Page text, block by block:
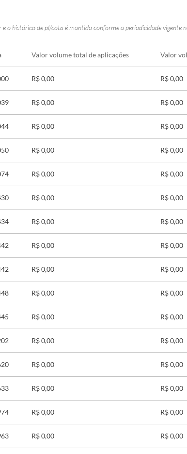
histórico de pl/cota é mantido conforme a periodicidade vigente
Valor volume total de aplicações Valor
R$ 0,00 R$ 0,00
R$ 0,00 R$ 0,00
R$ 0,00 R$ 0,00
R$ 0,00 R$ 0,00
R$ 0,00 R$ 0,00
R$ 0,00 R$ 0,00
R$ 0,00 R$ 0,00
R$ 0,00 R$ 0,00
R$ 0,00 R$ 0,00
R$ 0,00 R$ 0,00
R$ 0,00 R$ 0,00
R$ 0,00 R$ 0,00
R$ 0,00 R$ 0,00
R$ 0,00 R$ 0,00
R$ 0,00 R$ 0,00
R$ 0,00 R$ 0,00